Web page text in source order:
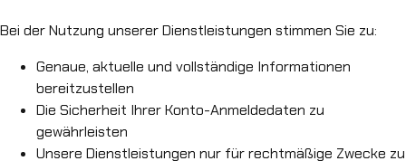
Bei der Nutzung unserer Dienstleistungen stimmen Sie zu:
Genaue, aktuelle und vollständige Informationen
bereitzustellen
Die Sicherheit Ihrer Konto-Anmeldedaten zu
gewährleisten
Unsere Dienstleistungen nur für rechtmäßige Zwecke zu